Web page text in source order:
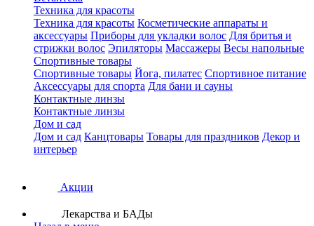
Техника для красоты
Техника для красоты Косметические аппараты и
аксессуары Приборы для укладки волос Для бритья и
стрижки волос Эпиляторы Массажеры Весы напольные
Спортивные товары
Спортивные товары Йога, пилатес Спортивное питание
Аксессуары для спорта Для бани и сауны
Контактные линзы
Контактные линзы
Дом и сад
Дом и сад Канцтовары Товары для праздников Декор и
интерьер
Акции
Лекарства и БАДы